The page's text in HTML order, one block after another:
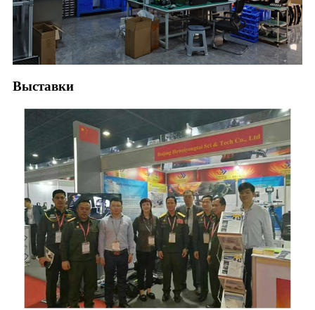
Выставки